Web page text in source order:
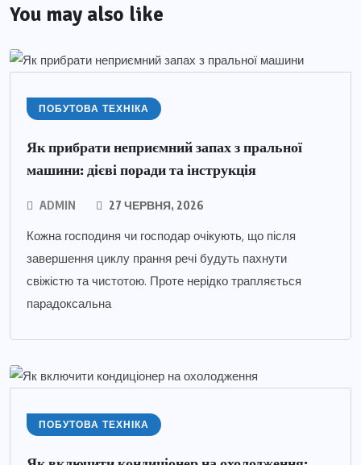
You may also like
ПОБУТОВА ТЕХНІКА
Як прибрати неприємний запах з пральної
машини: дієві поради та інструкція
ADMIN 27 ЧЕРВНЯ, 2026
Кожна господиня чи господар очікують, що після
завершення циклу прання речі будуть пахнути
свіжістю та чистотою. Проте нерідко трапляється
парадоксальна
ПОБУТОВА ТЕХНІКА